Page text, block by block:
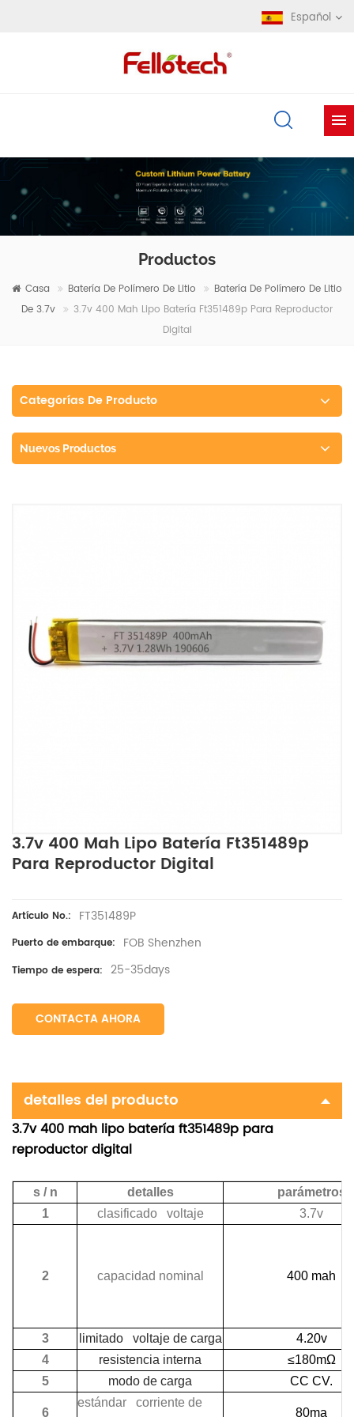
Español
Productos
Casa Batería De Polímero De Litio
Batería De Polímero De Litio
De 3.7v
3.7v 400 Mah Lipo Batería Ft351489p Para Reproductor
Digital
Categorías De Producto
Nuevos Productos
3.7v 400 Mah Lipo Batería Ft351489p
Para Reproductor Digital
Artículo No.: FT351489P
Puerto de embarque: FOB Shenzhen
Tiempo de espera: 25-35days
CONTACTA AHORA
detalles del producto
3.7v 400 mah lipo batería ft351489p para
reproductor digital
s / n detalles
parámetros
1
clasificado voltaje 3.7v
2 capacidad nominal 400 mah
3 limitado voltaje de carga
4.20v
4
resistencia interna
≤180mΩ
5
modo de carga CC CV.
6
estándar corriente de
80ma